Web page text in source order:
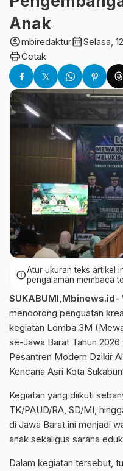
Anak
account_circlembiredakturcalendar_monthSelasa,
printCetak
infoAtur ukuran teks artikel
pengalaman membaca
SUKABUMI,Mbinews.id-
mendorong penguatan
kegiatan Lomba 3M
se-Jawa Barat Tahun
Pesantren Modern Dzikir
Kencana Asri Kota
Kegiatan yang diikuti
TK/PAUD/RA, SD/MI,
di Jawa Barat ini menjadi
anak sekaligus sarana
Dalam kegiatan tersebut,